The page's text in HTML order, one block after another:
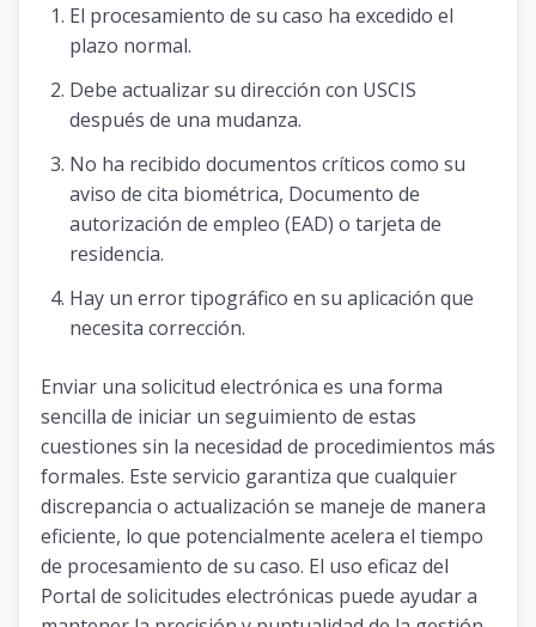
El procesamiento de su caso ha excedido el
plazo normal.
Debe actualizar su dirección con USCIS
después de una mudanza.
No ha recibido documentos críticos como su
aviso de cita biométrica, Documento de
autorización de empleo (EAD) o tarjeta de
residencia.
Hay un error tipográfico en su aplicación que
necesita corrección.
Enviar una solicitud electrónica es una forma
sencilla de iniciar un seguimiento de estas
cuestiones sin la necesidad de procedimientos más
formales. Este servicio garantiza que cualquier
discrepancia o actualización se maneje de manera
eficiente, lo que potencialmente acelera el tiempo
de procesamiento de su caso. El uso eficaz del
Portal de solicitudes electrónicas puede ayudar a